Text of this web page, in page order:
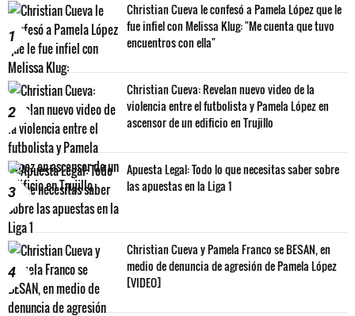
1
Christian Cueva le confesó a Pamela López que le
fue infiel con Melissa Klug: "Me cuenta que tuvo
encuentros con ella"
2
Christian Cueva: Revelan nuevo video de la
violencia entre el futbolista y Pamela López en
ascensor de un edificio en Trujillo
3
Apuesta Legal: Todo lo que necesitas saber sobre
las apuestas en la Liga 1
4
Christian Cueva y Pamela Franco se BESAN, en
medio de denuncia de agresión de Pamela López
[VIDEO]